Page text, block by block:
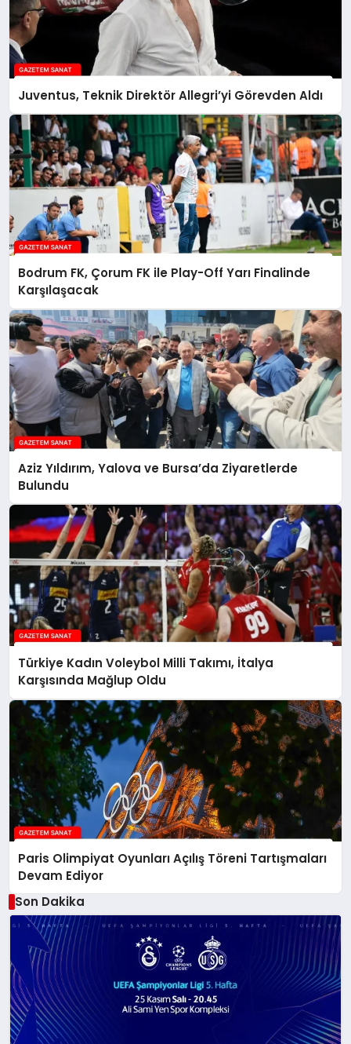
Juventus, Teknik Direktör Allegri’yi Görevden Aldı
Bodrum FK, Çorum FK ile Play-Off Yarı Finalinde
Karşılaşacak
Aziz Yıldırım, Yalova ve Bursa’da Ziyaretlerde
Bulundu
Türkiye Kadın Voleybol Milli Takımı, İtalya
Karşısında Mağlup Oldu
Paris Olimpiyat Oyunları Açılış Töreni Tartışmaları
Devam Ediyor
Son Dakika